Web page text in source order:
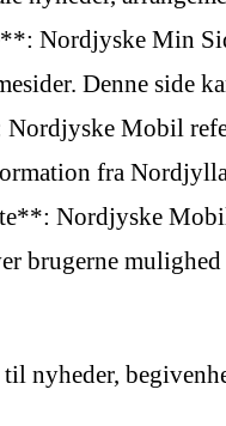
Nordjyske Min
Denne side
Mobil
fra
Nordjyske
brugerne
nyheder,